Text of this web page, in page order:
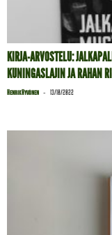
KIRJA-ARVOSTELU:
KUNINGASLAJIN JA RAHAN
Henrik Hyvönen - 13/10/2022